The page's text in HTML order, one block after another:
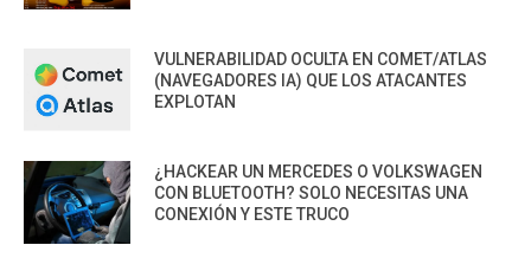
VULNERABILIDAD OCULTA EN COMET/ATLAS
(NAVEGADORES IA) QUE LOS ATACANTES
EXPLOTAN
¿HACKEAR UN MERCEDES O VOLKSWAGEN
CON BLUETOOTH? SOLO NECESITAS UNA
CONEXIÓN Y ESTE TRUCO